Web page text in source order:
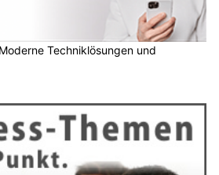
Techniklösungen und